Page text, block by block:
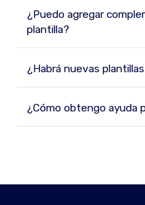
¿Puedo agregar
plantilla?
¿Habrá nuevas
¿Cómo obtengo ayuda